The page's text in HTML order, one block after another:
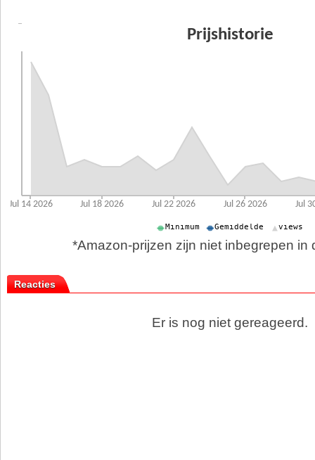
*Amazon-prijzen zijn niet inbegrepen in
Reacties
Er is nog niet gereageerd.